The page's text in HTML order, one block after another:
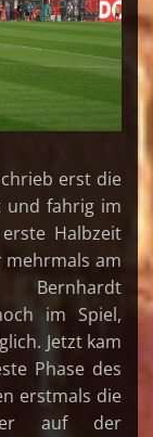
erst die
und fahrig im
Halbzeit
mehrmals am
Bernhardt
im Spiel,
Jetzt kam
Phase des
erstmals die
auf der